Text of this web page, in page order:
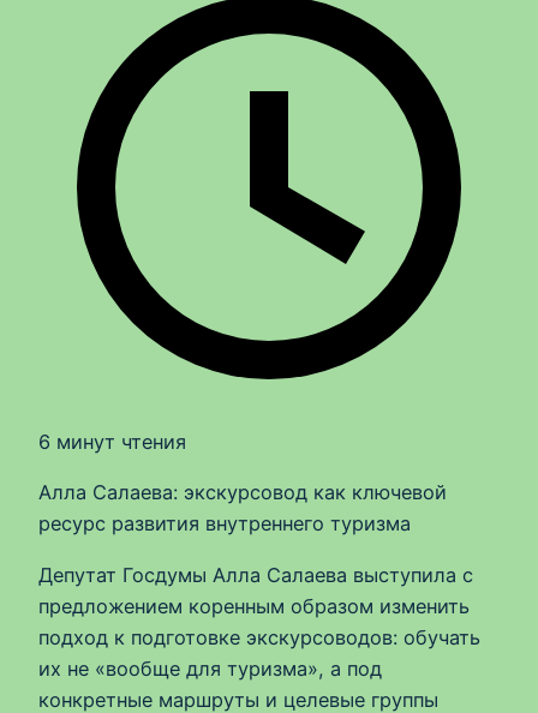
6 минут чтения
Алла Салаева: экскурсовод как ключевой
ресурс развития внутреннего туризма
Депутат Госдумы Алла Салаева выступила с
предложением коренным образом изменить
подход к подготовке экскурсоводов: обучать
их не «вообще для туризма», а под
конкретные маршруты и целевые группы